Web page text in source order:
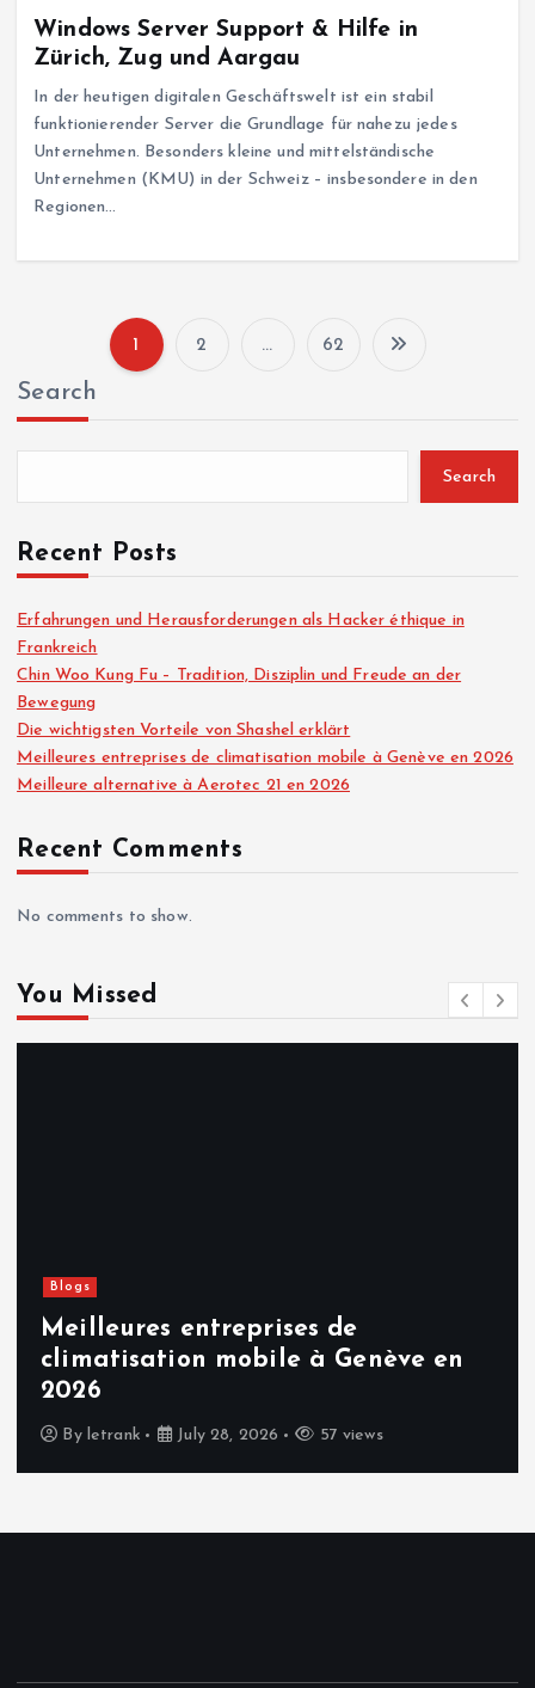
Windows Server Support & Hilfe in
Zürich, Zug und Aargau
In der heutigen digitalen Geschäftswelt ist ein stabil
funktionierender Server die Grundlage für nahezu jedes
Unternehmen. Besonders kleine und mittelständische
Unternehmen (KMU) in der Schweiz – insbesondere in den
Regionen…
s
s
p
a
g
1 2 … 62
Search
Search
Recent Posts
Erfahrungen und Herausforderungen als Hacker éthique in
Frankreich
Chin Woo Kung Fu – Tradition, Disziplin und Freude an der
Bewegung
Die wichtigsten Vorteile von Shashel erklärt
Meilleures entreprises de climatisation mobile à Genève en 2026
Meilleure alternative à Aerotec 21 en 2026
Recent Comments
No comments to show.
You Missed
Blogs
Meilleures entreprises de
climatisation mobile à Genève en
2026
By letrank July 28, 2026 57 views